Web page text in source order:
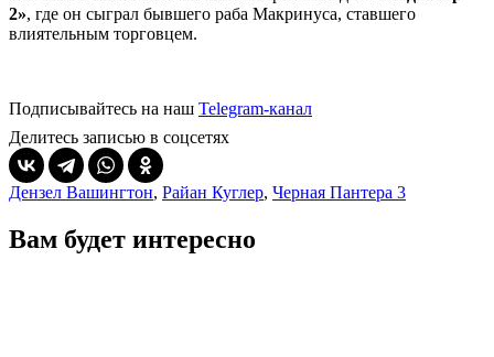
2», где он сыграл бывшего раба Макринуса, ставшего
влиятельным торговцем.
Подписывайтесь на наш Telegram-канал
Делитесь записью в соцсетях
Дензел Вашингтон, Райан Куглер, Черная Пантера 3
Вам будет интересно